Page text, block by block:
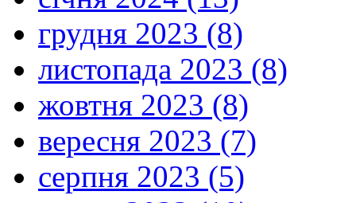
грудня 2023 (8)
листопада 2023 (8)
жовтня 2023 (8)
вересня 2023 (7)
серпня 2023 (5)